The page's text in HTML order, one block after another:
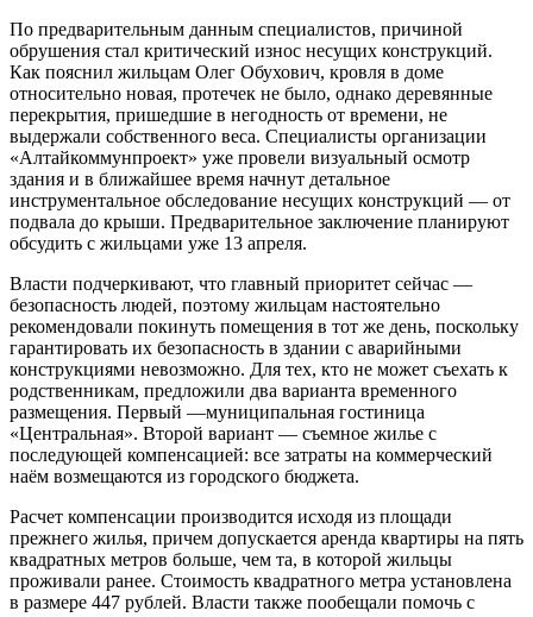
По предварительным данным специалистов, причиной
обрушения стал критический износ несущих конструкций.
Как пояснил жильцам Олег Обухович, кровля в доме
относительно новая, протечек не было, однако деревянные
перекрытия, пришедшие в негодность от времени, не
выдержали собственного веса. Специалисты организации
«Алтайкоммунпроект» уже провели визуальный осмотр
здания и в ближайшее время начнут детальное
инструментальное обследование несущих конструкций — от
подвала до крыши. Предварительное заключение планируют
обсудить с жильцами уже 13 апреля.
Власти подчеркивают, что главный приоритет сейчас —
безопасность людей, поэтому жильцам настоятельно
рекомендовали покинуть помещения в тот же день, поскольку
гарантировать их безопасность в здании с аварийными
конструкциями невозможно. Для тех, кто не может съехать к
родственникам, предложили два варианта временного
размещения. Первый —муниципальная гостиница
«Центральная». Второй вариант — съемное жилье с
последующей компенсацией: все затраты на коммерческий
наём возмещаются из городского бюджета.
Расчет компенсации производится исходя из площади
прежнего жилья, причем допускается аренда квартиры на пять
квадратных метров больше, чем та, в которой жильцы
проживали ранее. Стоимость квадратного метра установлена
в размере 447 рублей. Власти также пообещали помочь с